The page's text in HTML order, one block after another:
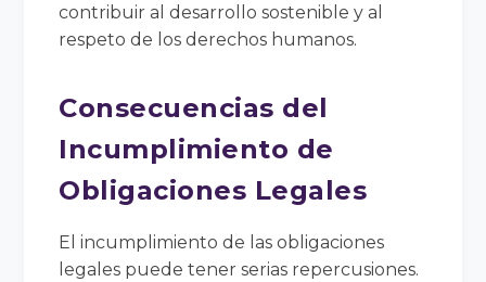
contribuir al desarrollo sostenible y al
respeto de los derechos humanos.
Consecuencias del
Incumplimiento de
Obligaciones Legales
El incumplimiento de las obligaciones
legales puede tener serias repercusiones.